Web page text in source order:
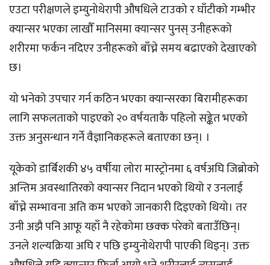
एउटा परीक्षणले इम्युनोथेरापी औषधिले टाउको र घाँटीको गम्भीर
क्यान्सर भएका लाखौँ मानिसमा क्यान्सर पुनस् उनीहरूको
शरीरमा फर्कन नदिएर उनीहरूको बाँच्ने समय बढाएको देखाएको
छ।
यो भनेको उपचार गर्न कठिन भएका क्यान्सरका बिरामीहरूका
लागि सफलताको पाइएको २० वर्षयताकै पहिलो सङ्केत भएको
उक्त अनुसन्धान गर्ने वैज्ञानिकहरूले बताएका छन्। ।
यूकेको डार्बिशकी ४५ वर्षीया लोरा मास्ट्रोनमा ६ वर्षअघि जिब्रोको
अन्तिम अवस्थातिरको क्यान्सर निदान भएको थियो र उनलाई
बाँच्ने सम्भावना अति कम भएको जानकारी दिइएको थियो। तर
उनी अझै पनि आफू यहाँ नै रहेकोमा छक्क परेको बताउँछिन्।
उनले शल्यक्रिया अघि र पछि इम्युनोथेरापी पाएकी थिइन्। उक्त